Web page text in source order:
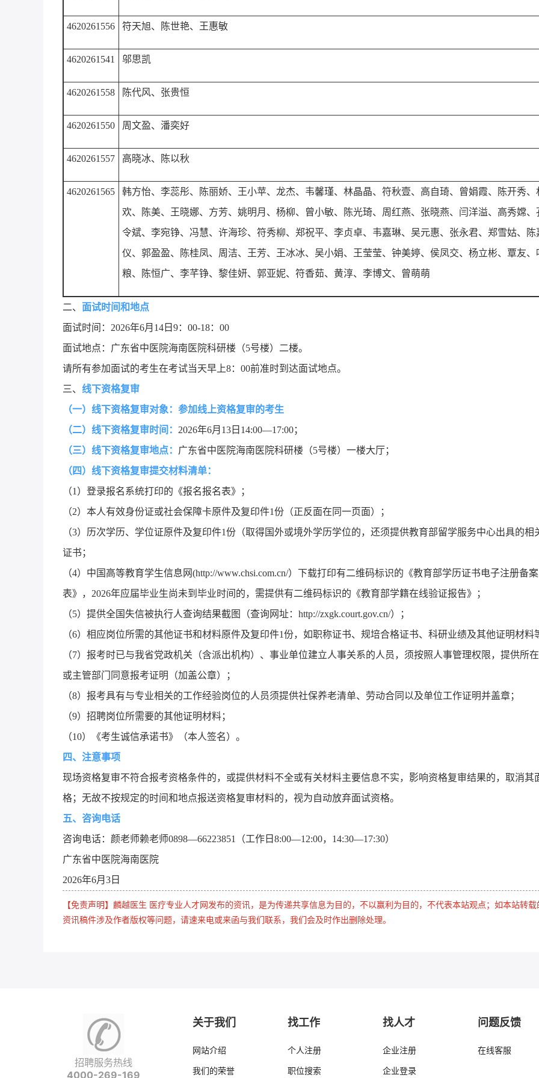
4620261556 符天旭、 陈世艳、 王惠敏
4620261541 邬思凯
4620261558 陈代风、 张贵恒
4620261550 周文盈、 潘奕好
4620261557 高晓冰、 陈以秋
4620261565 韩方怡、李蕊彤、 陈丽娇、 王小苹、龙杰、 韦馨瑾、林晶晶、符秋壹、高自琦、曾娟霞、陈开秀、
欢、陈美、王晓娜、方芳、姚明月、杨柳、曾小敏、陈光琦、周红燕、张晓燕、闫洋溢、高秀嫦、
令斌、李宛铮、冯慧、许海珍、符秀柳、郑祝平、李贞卓、韦嘉琳、吴元惠、张永君、郑雪姑、陈
仪、郭盈盈、陈桂凤、周洁、王芳、王冰冰、吴小娟、王莹莹、钟美婷、侯凤交、杨立彬、覃友、
粮、陈恒广、李芊铮、黎佳妍、郭亚妮、 符香茹、 黄淳、 李博文、 曾萌萌
二、 面试时间和地点
面试时间：2026年6月14日9：00-18：00
面试地点：广东省中医院海南医院科研楼（5号楼）二楼。
请所有参加面试的考生在考试当天早上8：00前准时到达面试地点。
三、线下资格复审
（一）线下资格复审对象：参加线上资格复审的考生
（二）线下资格复审时间： 2026年6月13日14:00—17:00；
（三）线下资格复审地点： 广东省中医院海南医院科研楼（5号楼）一楼大厅；
（四）线下资格复审提交材料清单：
（1）登录报名系统打印的《报名报名表》；
（2）本人有效身份证或社会保障卡原件及复印件1份（正反面在同一页面）；
（3）历次学历、学位证原件及复印件1份（取得国外或境外学历学位的，还须提供教育部留学服务中心出具的相
证书；
（4）中国高等教育学生信息网(http://www.chsi.com.cn/）下载打印有二维码标识的《教育部学历证书电子注册备案
表》，2026年应届毕业生尚未到毕业时间的，需提供有二维码标识的《教育部学籍在线验证报告》；
（5）提供全国失信被执行人查询结果截图（查询网址：http://zxgk.court.gov.cn/）；
（6）相应岗位所需的其他证书和材料原件及复印件1份，如职称证书、规培合格证书、科研业绩及其他证明材料
（7）报考时已与我省党政机关（含派出机构）、事业单位建立人事关系的人员，须按照人事管理权限，提供所
或主管部门同意报考证明（加盖公章）；
（8）报考具有与专业相关的工作经验岗位的人员须提供社保养老清单、劳动合同以及单位工作证明并盖章；
（9）招聘岗位所需要的其他证明材料；
（10）《考生诚信承诺书》（本人签名）。
四、注意事项
现场资格复审不符合报考资格条件的，或提供材料不全或有关材料主要信息不实，影响资格复审结果的，取消其
格；无故不按规定的时间和地点报送资格复审材料的，视为自动放弃面试资格。
五、咨询电话
咨询电话：颜老师赖老师0898—66223851（工作日8:00—12:00，14:30—17:30）
广东省中医院海南医院
2026年6月3日
【免责声明】麟越医生 医疗专业人才网发布的资讯，是为传递共享信息为目的，不以赢利为目的，不代表本站观点；如本站转载
资讯稿件涉及作者版权等问题，请速来电或来函与我们联系，我们会及时作出删除处理。
招聘服务热线
4000-269-169
关于我们
网站介绍
我们的荣誉
找工作
个人注册
职位搜索
找人才
企业注册
企业登录
问题反馈
在线客服